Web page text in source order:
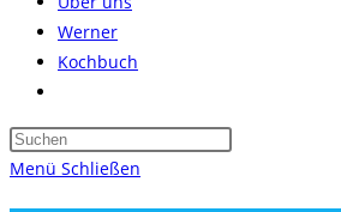
Werner
Kochbuch
umschalten
Press
Menü Schließen